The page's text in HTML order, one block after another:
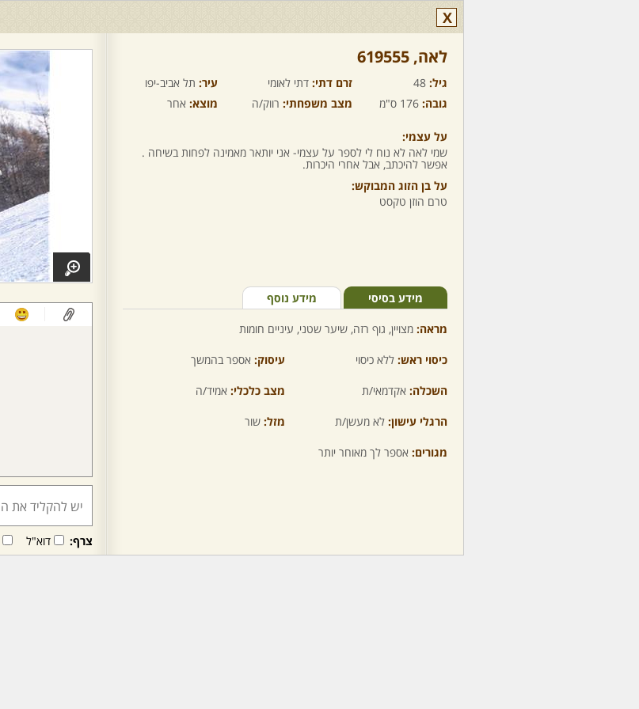
X
לאה,‏ 619555
גיל: 48 זרם דתי: דתי לאומי עיר: תל אביב-יפו
גובה: 176 ס"מ מצב משפחתי: רווק/ה מוצא: אחר
על עצמי:
שמי לאה לא נוח לי לספר על עצמי- אני יותאר מאמינה לפחות בשיחה .
אפשר להיכתב, אבל אחרי היכרות.
על בן הזוג המבוקש:
טרם הוזן טקסט
מידע בסיסי מידע נוסף
מראה: מצויין, גוף רזה, שיער שטני, עיניים חומות
כיסוי ראש: ללא כיסוי עיסוק: אספר בהמשך
השכלה: אקדמאי/ת מצב כלכלי: אמיד/ה
הרגלי עישון: לא מעשן/ת מזל: שור
מגורים: אספר לך מאוחר יותר
צרף: דוא"ל